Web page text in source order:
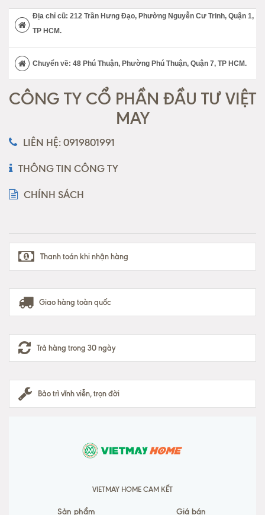
Địa chỉ cũ: 212 Trần Hưng Đạo, Phường Nguyễn Cư Trinh, Quận 1,
TP HCM.
Chuyển về: 48 Phú Thuận, Phường Phú Thuận, Quận 7, TP HCM.
CÔNG TY CỔ PHẦN ĐẦU TƯ VIỆT
MAY
LIÊN HỆ: 0919801991
THÔNG TIN CÔNG TY
CHÍNH SÁCH
Thanh toán khi nhận hàng
Giao hàng toàn quốc
Trả hàng trong 30 ngày
Bảo trì vĩnh viễn, trọn đời
VIETMAY HOME CAM KẾT
Sản phẩm Giá bán